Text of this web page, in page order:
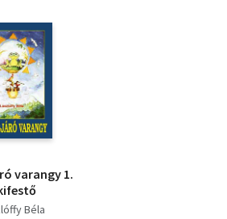
varangy 1.
Béla